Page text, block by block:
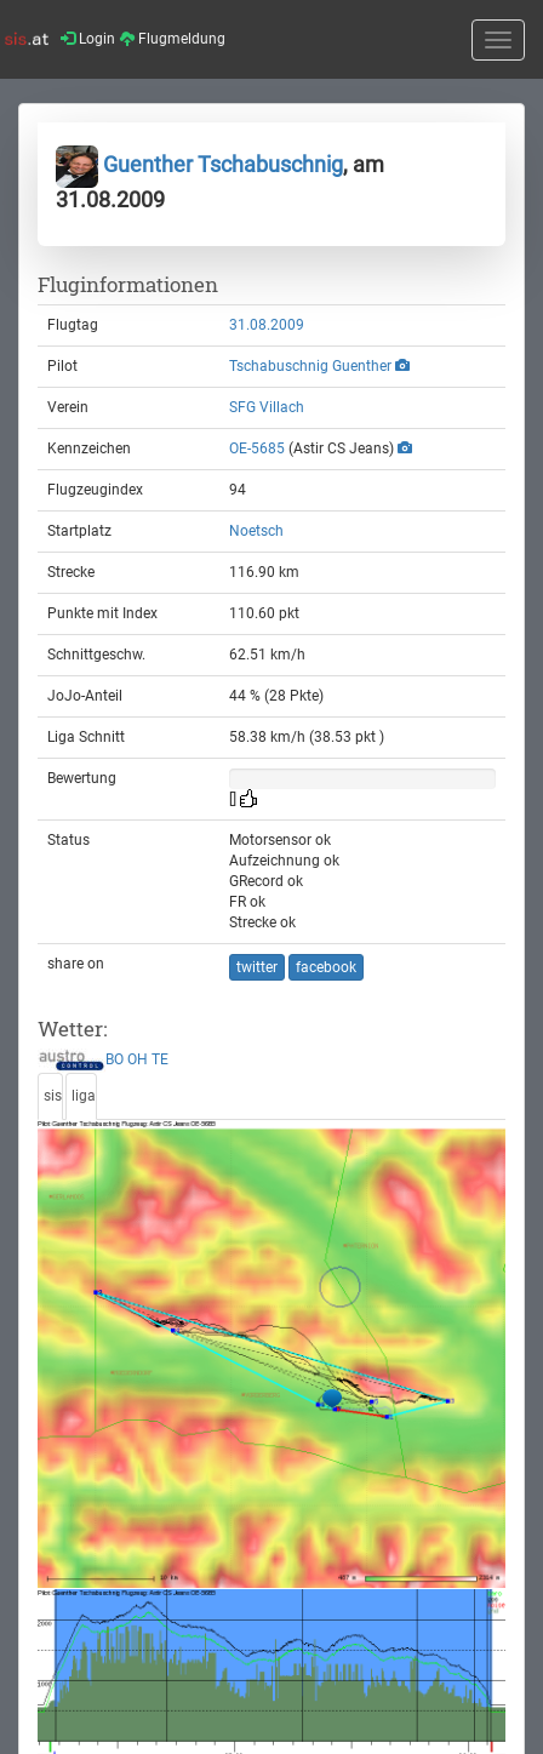
Login Flugmeldung
Toggle
Guenther Tschabuschnig, am
31.08.2009
Fluginformationen
Flugtag 31.08.2009
Pilot Tschabuschnig Guenther
Verein SFG Villach
Kennzeichen OE-5685 (Astir CS Jeans)
Flugzeugindex 94
Startplatz Noetsch
Strecke 116.90 km
Punkte mit Index 110.60 pkt
Schnittgeschw. 62.51 km/h
JoJo-Anteil 44 % (28 Pkte)
Liga Schnitt 58.38 km/h (38.53 pkt )
Bewertung
Status
Motorsensor ok
Aufzeichnung ok
GRecord ok
FR ok
Strecke ok
share on twitter facebook
Wetter:
BO OH TE
sis liga